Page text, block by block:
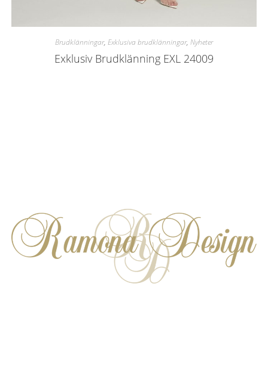
Brudklänningar, Exklusiva brudklänningar, Nyheter
Exklusiv Brudklänning EXL 24009